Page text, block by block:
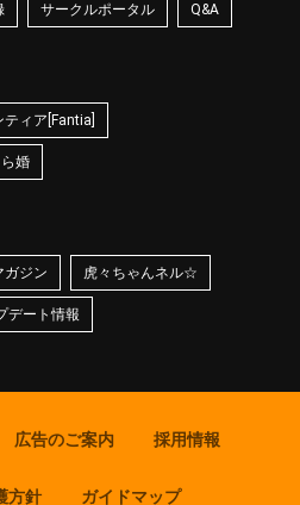
サークルポータル Q&A
ティア[Fantia]
ら婚
ガジン 虎々ちゃんネル☆
デート情報
広告のご案内 採用情報
方針 ガイドマップ